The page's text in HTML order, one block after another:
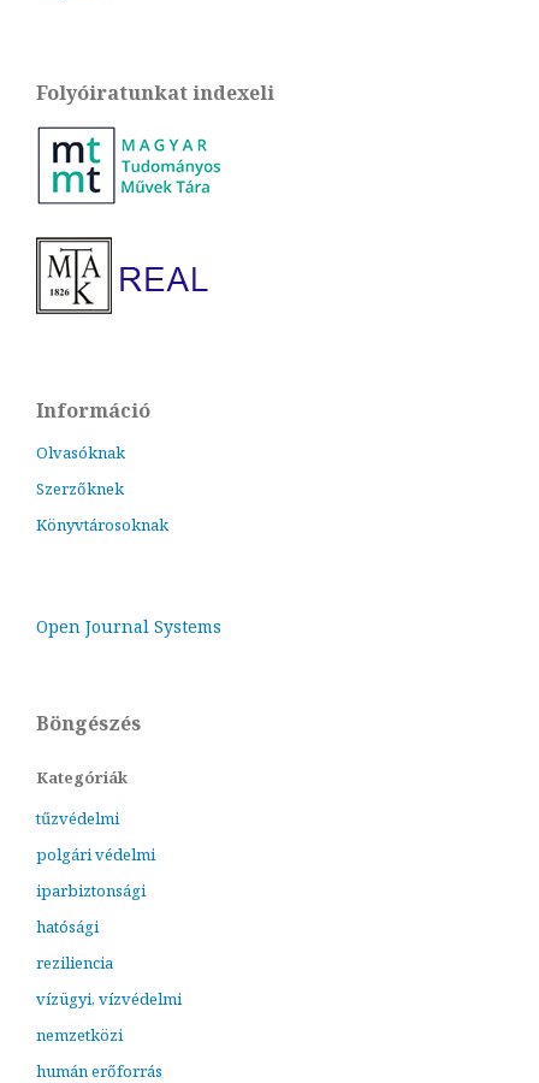
Folyóiratunkat indexeli
Információ
Olvasóknak
Szerzőknek
Könyvtárosoknak
Open Journal Systems
Böngészés
Kategóriák
tűzvédelmi
polgári védelmi
iparbiztonsági
hatósági
reziliencia
vízügyi, vízvédelmi
nemzetközi
humán erőforrás